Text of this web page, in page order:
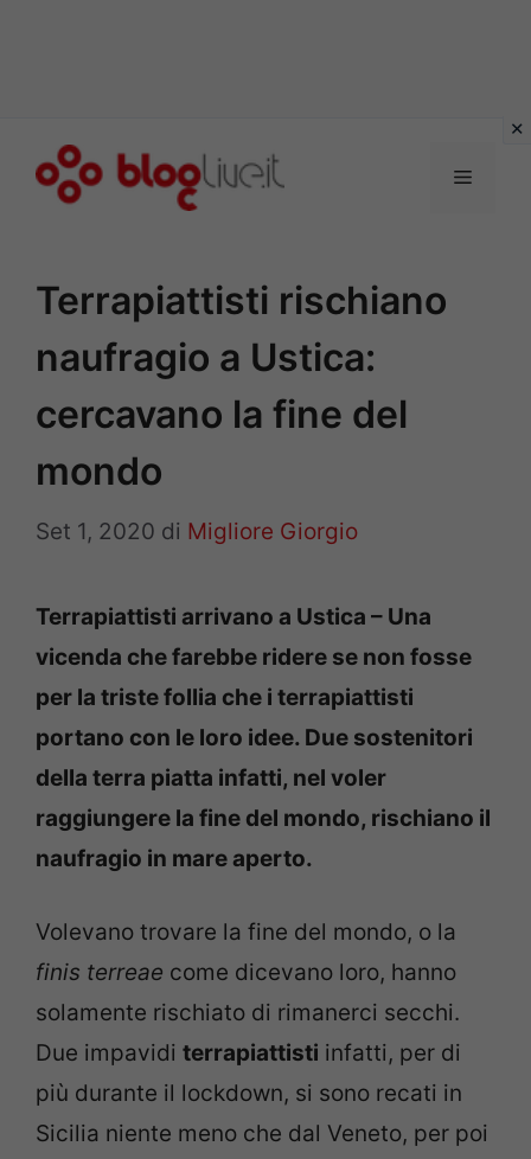
Menu
Terrapiattisti rischiano
naufragio a Ustica:
cercavano la fine del
mondo
Set 1, 2020 di Migliore Giorgio
Terrapiattisti arrivano a Ustica – Una
vicenda che farebbe ridere se non fosse
per la triste follia che i terrapiattisti
portano con le loro idee. Due sostenitori
della terra piatta infatti, nel voler
raggiungere la fine del mondo, rischiano il
naufragio in mare aperto.
Volevano trovare la fine del mondo, o la
finis terreae come dicevano loro, hanno
solamente rischiato di rimanerci secchi.
Due impavidi terrapiattisti infatti, per di
più durante il lockdown, si sono recati in
Sicilia niente meno che dal Veneto, per poi